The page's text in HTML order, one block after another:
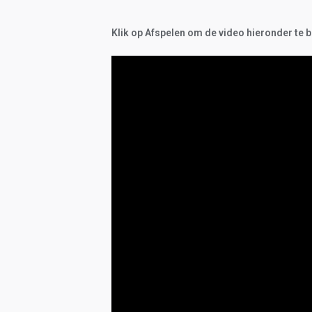
Klik op Afspelen om de video hieronder te